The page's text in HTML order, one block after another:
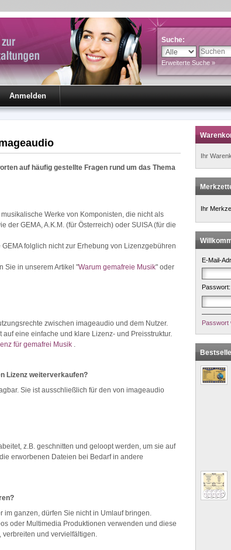
Suche:
Erweiterte Suche »
Anmelden
auf häufig gestellte Fragen rund um das Thema
Werke von Komponisten, die nicht als
der GEMA, A.K.M. (für Österreich) oder SUISA (für die
folglich nicht zur Erhebung von Lizenzgebühren
Sie in unserem Artikel "Warum gemafreie Musik" oder
zwischen imageaudio und dem Nutzer.
eine einfache und klare Lizenz- und Preisstruktur.
für gemafrei Musik .
Lizenz weiterverkaufen?
Sie ist ausschließlich für den von imageaudio
z.B. geschnitten und geloopt werden, um sie auf
erworbenen Dateien bei Bedarf in andere
im ganzen, dürfen Sie nicht in Umlauf bringen.
oder Multimedia Produktionen verwenden und diese
verbreiten und vervielfältigen.
Ihr
Ihr
E-Mail-
Passwort:
Passwort